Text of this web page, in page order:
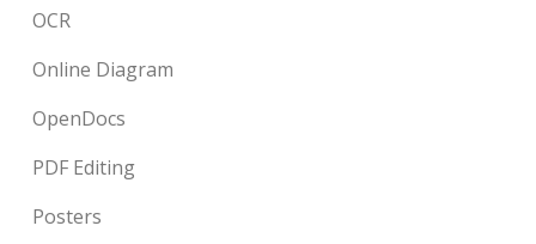
OCR
Online Diagram
OpenDocs
PDF Editing
Posters